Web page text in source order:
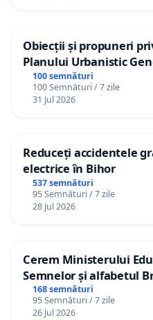
Obiecții și propuneri
Planului Urbanistic
100 semnături
100 Semnături / 7 zile
31 Jul 2026
Reduceți accidentele
electrice în Bihor
537 semnături
95 Semnături / 7 zile
28 Jul 2026
Cerem Ministerului
Semnelor și alfabetul
Republica Moldova!
168 semnături
95 Semnături / 7 zile
26 Jul 2026